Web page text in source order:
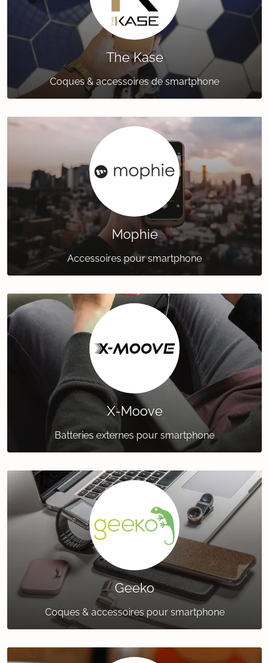
The Kase
Coques & accessoires de smartphone
Mophie
Accessoires pour smartphone
X-Moove
Batteries externes pour smartphone
Geeko
Coques & accessoires pour smartphone